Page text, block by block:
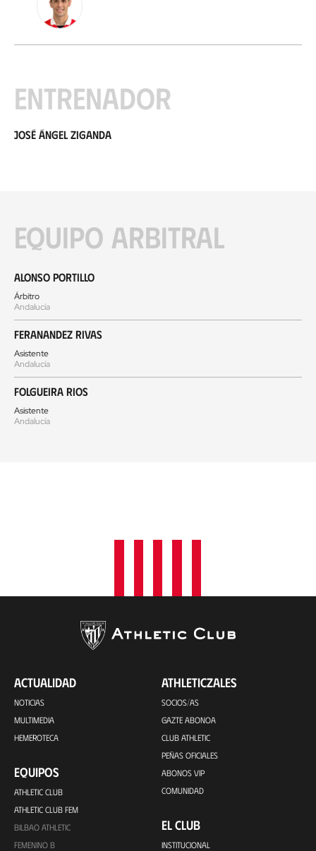
Entrenador
José Ángel Ziganda
Equipo arbitral
Alonso Portillo
Árbitro
Andalucía
Feranandez Rivas
Asistente
Andalucía
Folgueira Rios
Asistente
Andalucía
ACTUALIDAD
NOTICIAS
MULTIMEDIA
HEMEROTECA
EQUIPOS
ATHLETIC CLUB
ATHLETIC CLUB FEM
BILBAO ATHLETIC
FEMENINO B
ATHLETICZALES
SOCIOS/AS
GAZTE ABONOA
CLUB ATHLETIC
PEÑAS OFICIALES
ABONOS VIP
COMUNIDAD
EL CLUB
INSTITUCIONAL